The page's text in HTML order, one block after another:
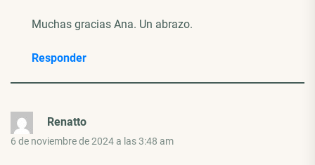
Muchas gracias Ana. Un abrazo.
Responder
Renatto
6 de noviembre de 2024 a las 3:48 am